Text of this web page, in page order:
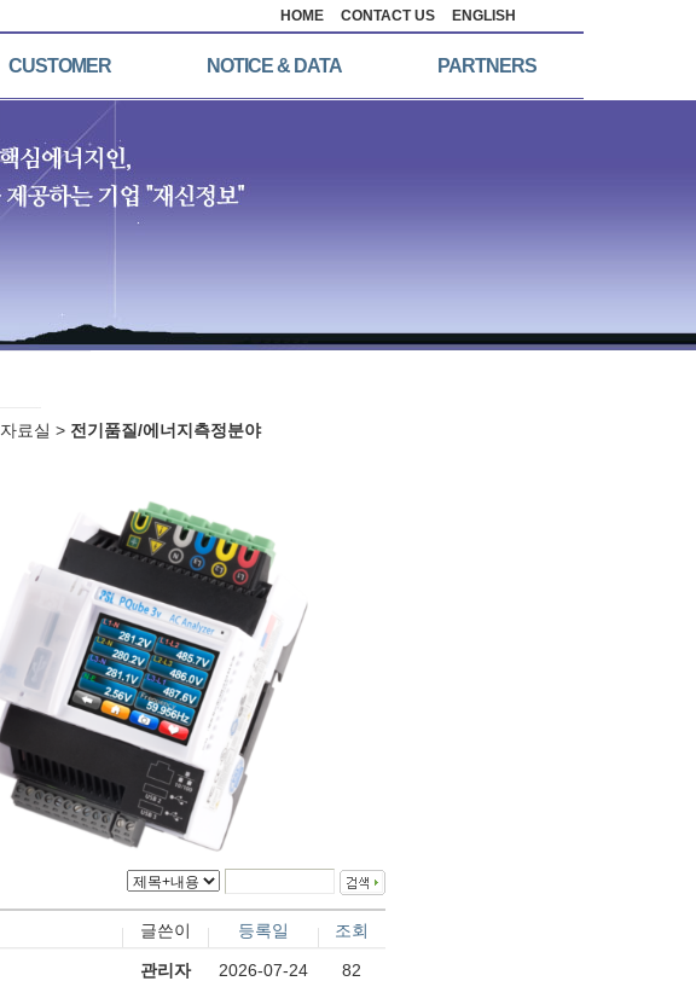
HOME CONTACT US ENGLISH
CUSTOMER NOTICE & DATA PARTNERS
자료실 > 전기품질/에너지측정분야
글쓴이 등록일 조회
관리자 2026-07-24
82